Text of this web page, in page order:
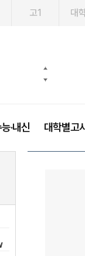
고1 대
·내신 대학별고